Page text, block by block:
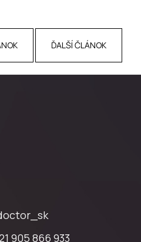
ĎALŠÍ ČLÁNOK
905 866 933